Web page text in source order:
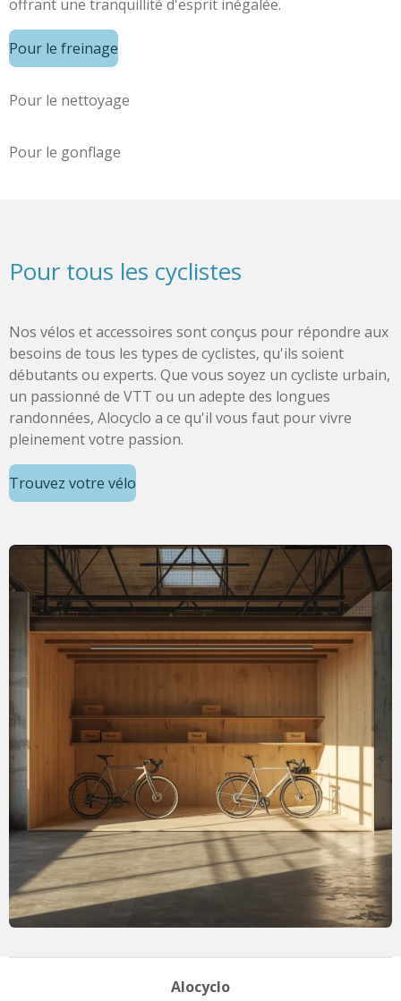
offrant une tranquillité d'esprit inégalée.
Pour le freinage
Pour le nettoyage
Pour le gonflage
Pour tous les cyclistes
Nos vélos et accessoires sont conçus pour répondre aux
besoins de tous les types de cyclistes, qu'ils soient
débutants ou experts. Que vous soyez un cycliste urbain,
un passionné de VTT ou un adepte des longues
randonnées, Alocyclo a ce qu'il vous faut pour vivre
pleinement votre passion.
Trouvez votre vélo
Alocyclo